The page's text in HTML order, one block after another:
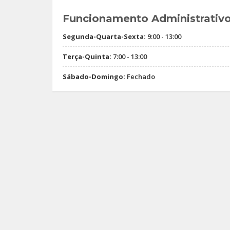
Funcionamento
Segunda-Quarta-Sexta: 9:00 - 13:00
Terça-Quinta: 7:00 - 13:00
Sábado-Domingo: Fechado